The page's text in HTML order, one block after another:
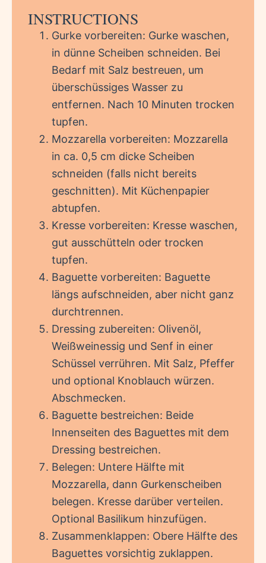
INSTRUCTIONS
Gurke vorbereiten: Gurke waschen,
in dünne Scheiben schneiden. Bei
Bedarf mit Salz bestreuen, um
überschüssiges Wasser zu
entfernen. Nach 10 Minuten trocken
tupfen.
Mozzarella vorbereiten: Mozzarella
in ca. 0,5 cm dicke Scheiben
schneiden (falls nicht bereits
geschnitten). Mit Küchenpapier
abtupfen.
Kresse vorbereiten: Kresse waschen,
gut ausschütteln oder trocken
tupfen.
Baguette vorbereiten: Baguette
längs aufschneiden, aber nicht ganz
durchtrennen.
Dressing zubereiten: Olivenöl,
Weißweinessig und Senf in einer
Schüssel verrühren. Mit Salz, Pfeffer
und optional Knoblauch würzen.
Abschmecken.
Baguette bestreichen: Beide
Innenseiten des Baguettes mit dem
Dressing bestreichen.
Belegen: Untere Hälfte mit
Mozzarella, dann Gurkenscheiben
belegen. Kresse darüber verteilen.
Optional Basilikum hinzufügen.
Zusammenklappen: Obere Hälfte des
Baguettes vorsichtig zuklappen.